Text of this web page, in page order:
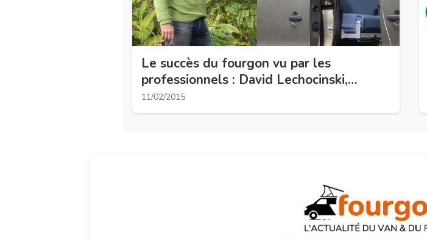
Le succès du fourgon vu par les
professionnels : David Lechocinski,
Réseau Fourgons
11/02/2015